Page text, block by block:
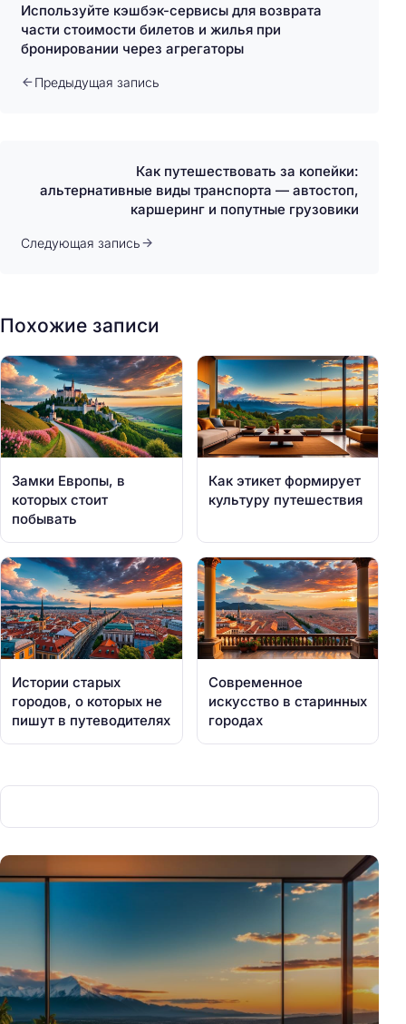
Используйте кэшбэк-сервисы для возврата
части стоимости билетов и жилья при
бронировании через агрегаторы
Предыдущая запись
Как путешествовать за копейки:
альтернативные виды транспорта — автостоп,
каршеринг и попутные грузовики
Следующая запись
Похожие записи
Замки Европы, в
которых стоит
побывать
Как этикет формирует
культуру путешествия
Истории старых
городов, о которых не
пишут в путеводителях
Современное
искусство в старинных
городах